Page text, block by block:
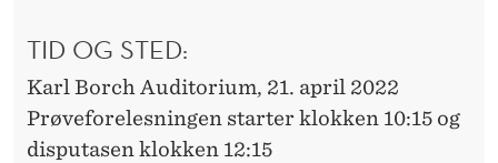
TID OG STED:
Karl Borch Auditorium, 21. april 2022
Prøveforelesningen starter klokken 10:15 og
disputasen klokken 12:15